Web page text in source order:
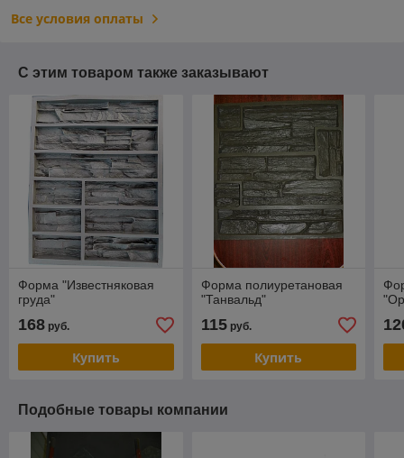
Все условия оплаты
С этим товаром также заказывают
Форма "Известняковая
груда"
168 руб.
Купить
Форма полиуретановая
"Танвальд"
115руб.
Купить
Подобные товары компании